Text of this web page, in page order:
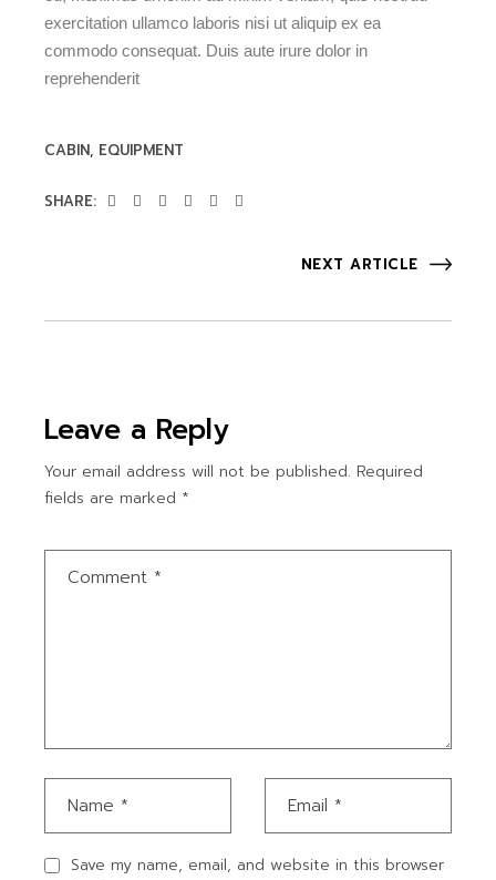
exercitation ullamco laboris nisi ut aliquip ex ea
commodo consequat. Duis aute irure dolor in
reprehenderit
CABIN EQUIPMENT
SHARE:
NEXT ARTICLE
Leave a Reply
Your email address will not be published. Required
fields are marked *
Save my name, email, and website in this browser